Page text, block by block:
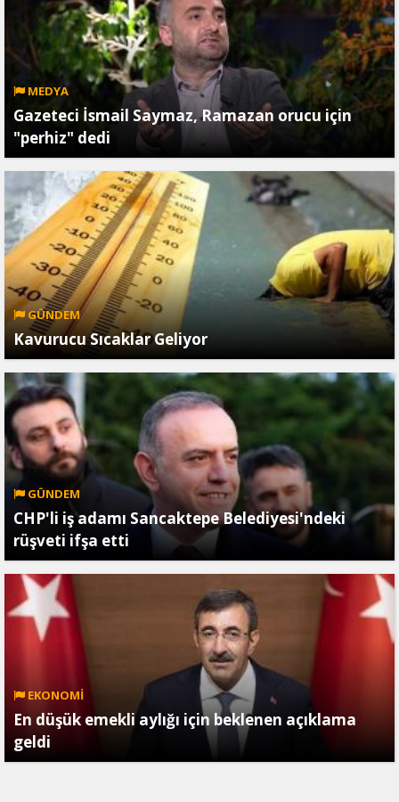
MEDYA
Gazeteci İsmail Saymaz, Ramazan orucu için
"perhiz" dedi
GÜNDEM
Kavurucu Sıcaklar Geliyor
GÜNDEM
CHP'li iş adamı Sancaktepe Belediyesi'ndeki
rüşveti ifşa etti
EKONOMİ
En düşük emekli aylığı için beklenen açıklama
geldi